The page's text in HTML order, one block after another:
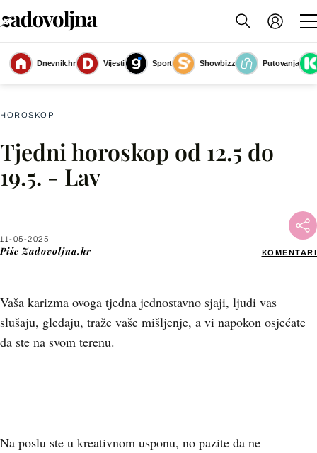
Dnevnik.hr Vijesti Sport Showbizz
Putovanja
(Foto: Zadovoljna.hr)
HOROSKOP
Tjedni horoskop od 12.5 do
19.5. - Lav
11-05-2025
Piše Zadovoljna.hr KOMENTARI
Vaša karizma ovoga tjedna jednostavno sjaji, ljudi vas
slušaju, gledaju, traže vaše mišljenje, a vi napokon osjećate
da ste na svom terenu.
Facebook
Na poslu ste u kreativnom usponu, no pazite da ne